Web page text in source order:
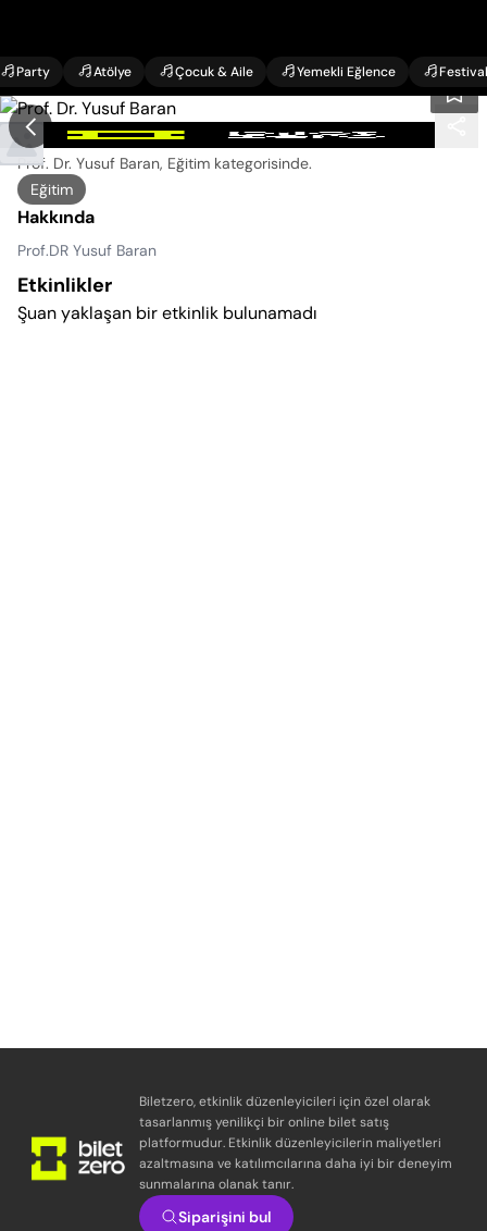
Party Atölye Çocuk & Aile Yemekli Eğlence Festival
Prof. Dr. Yusuf Baran Etkinlikleri
Prof. Dr. Yusuf Baran, Eğitim kategorisinde.
Eğitim
Hakkında
Prof.DR Yusuf Baran
Etkinlikler
Şuan yaklaşan bir etkinlik bulunamadı
Biletzero, etkinlik düzenleyicileri için özel olarak
tasarlanmış yenilikçi bir online bilet satış
platformudur. Etkinlik düzenleyicilerin maliyetleri
azaltmasına ve katılımcılarına daha iyi bir deneyim
sunmalarına olanak tanır.
Siparişini bul